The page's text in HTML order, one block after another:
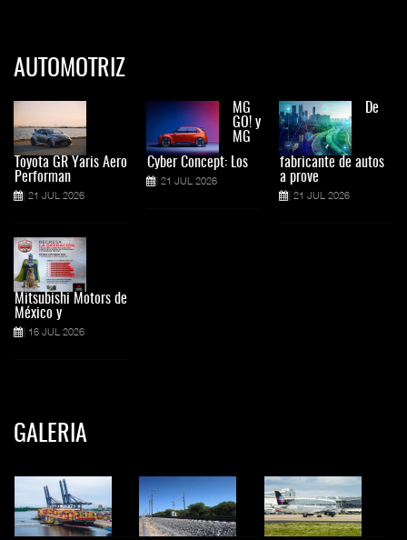
AUTOMOTRIZ
Toyota GR Yaris Aero
Performan
21 JUL 2026
Mitsubishi Motors de
México y
16 JUL 2026
MG
GO! y
MG
Cyber Concept: Los
21 JUL 2026
De
fabricante de autos
a prove
21 JUL 2026
GALERIA